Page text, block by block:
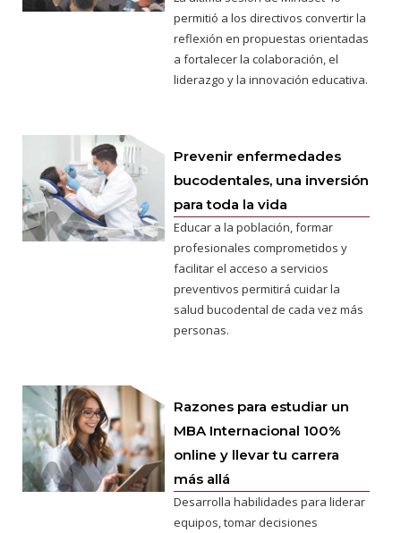
permitió a los directivos convertir la
reflexión en propuestas orientadas
a fortalecer la colaboración, el
liderazgo y la innovación educativa.
Prevenir enfermedades
bucodentales, una inversión
para toda la vida
Educar a la población, formar
profesionales comprometidos y
facilitar el acceso a servicios
preventivos permitirá cuidar la
salud bucodental de cada vez más
personas.
Razones para estudiar un
MBA Internacional 100%
online y llevar tu carrera
más allá
Desarrolla habilidades para liderar
equipos, tomar decisiones